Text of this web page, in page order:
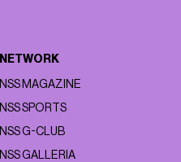
NETWORK
NSS MAGAZINE
NSS SPORTS
NSS G-CLUB
NSS GALLERIA